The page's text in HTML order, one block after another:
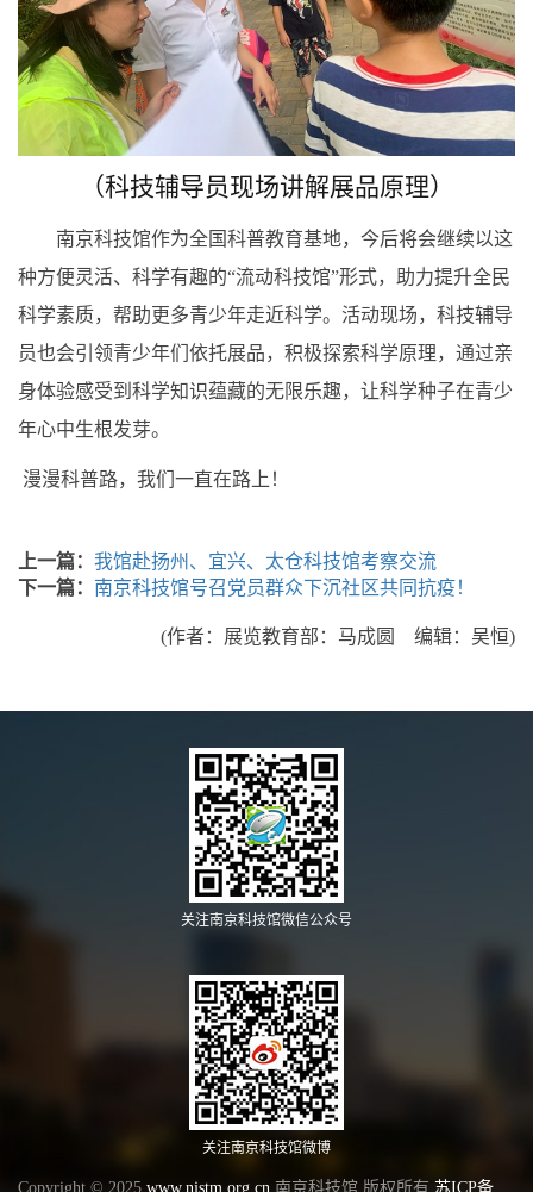
（科技辅导员现场讲解展品原理）
南京科技馆作为全国科普教育基地，今后将会继续以这
种方便灵活、科学有趣的“流动科技馆”形式，助力提升全民
科学素质，帮助更多青少年走近科学。活动现场，科技辅导
员也会引领青少年们依托展品，积极探索科学原理，通过亲
身体验感受到科学知识蕴藏的无限乐趣，让科学种子在青少
年心中生根发芽。
漫漫科普路，我们一直在路上！
上一篇： 我馆赴扬州、宜兴、太仓科技馆考察交流
下一篇： 南京科技馆号召党员群众下沉社区共同抗疫！
(作者：展览教育部：马成圆 编辑：吴恒)
关注南京科技馆微信公众号
关注南京科技馆微博
Copyright © 2025 www.njstm.org.cn 南京科技馆 版权所有 苏ICP备